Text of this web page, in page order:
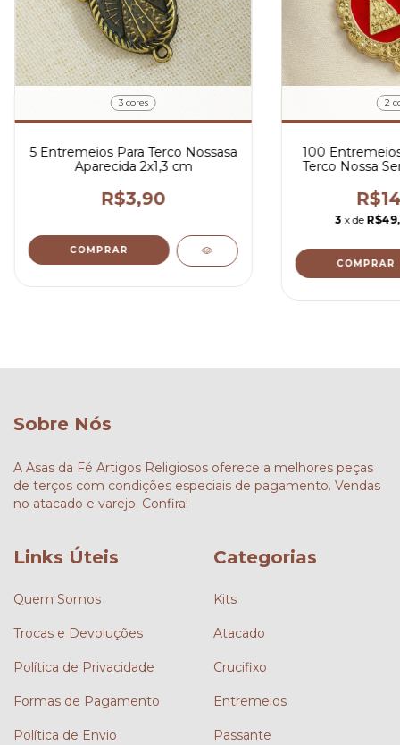
3 cores
5 Entremeios Para Terco Nossasa
Aparecida 2x1,3 cm
R$3,90
COMPRAR
2
100
Terco Nossa
3 x de
COMPRAR
Sobre Nós
A Asas da Fé Artigos Religiosos oferece a melhores peças
de terços com condições especiais de pagamento. Vendas
no atacado e varejo. Confira!
Links Úteis
Quem Somos
Trocas e Devoluções
Política de Privacidade
Formas de Pagamento
Política de Envio
Categorias
Kits
Atacado
Crucifixo
Entremeios
Passante